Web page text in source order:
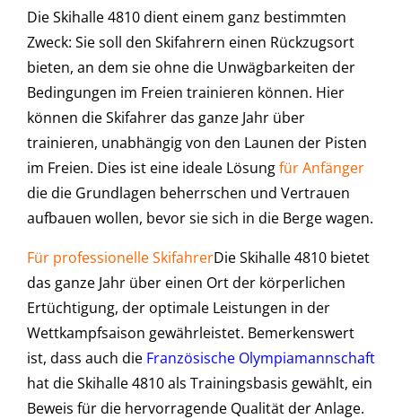
Die Skihalle 4810 dient einem ganz bestimmten
Zweck: Sie soll den Skifahrern einen Rückzugsort
bieten, an dem sie ohne die Unwägbarkeiten der
Bedingungen im Freien trainieren können. Hier
können die Skifahrer das ganze Jahr über
trainieren, unabhängig von den Launen der Pisten
im Freien. Dies ist eine ideale Lösungfür Anfänger
die die Grundlagen beherrschen und Vertrauen
aufbauen wollen, bevor sie sich in die Berge wagen.
Für professionelle SkifahrerDie Skihalle 4810 bietet
das ganze Jahr über einen Ort der körperlichen
Ertüchtigung, der optimale Leistungen in der
Wettkampfsaison gewährleistet. Bemerkenswert
ist, dass auch die Französische Olympiamannschaft
hat die Skihalle 4810 als Trainingsbasis gewählt, ein
Beweis für die hervorragende Qualität der Anlage.